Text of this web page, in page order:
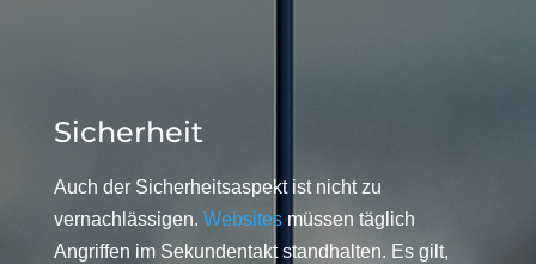
Sicherheit
Auch der Sicherheitsaspekt ist nicht zu
vernachlässigen. Websitesmüssen täglich
Angriffen im Sekundentakt standhalten. Es gilt,